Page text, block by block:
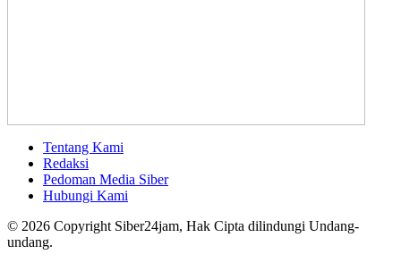
Tentang Kami
Redaksi
Pedoman Media Siber
Hubungi Kami
© 2026 Copyright Siber24jam, Hak Cipta dilindungi Undang-
undang.